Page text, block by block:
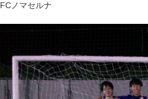
FCノマセルナ